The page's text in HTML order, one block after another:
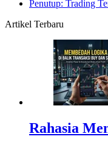
Penutup: Trading
Artikel Terbaru
Rahasia